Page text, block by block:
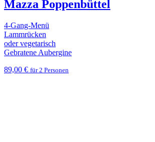
Mazza Poppenbüttel
4-Gang-Menü
Lammrücken
oder vegetarisch
Gebratene Aubergine
89,00 € für 2 Personen